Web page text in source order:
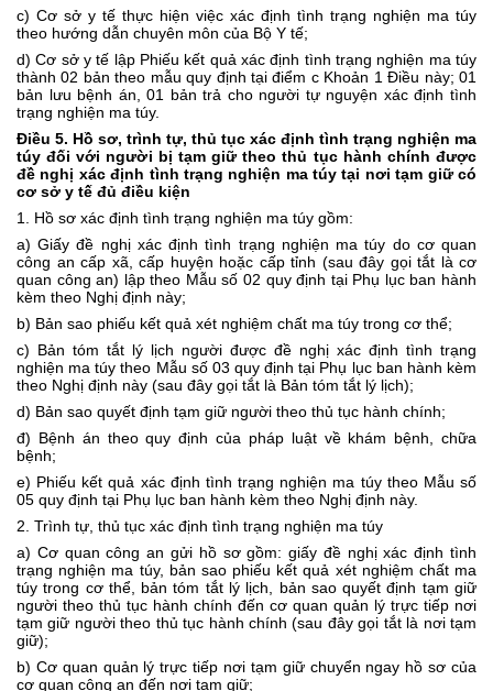
c) Cơ sở y tế thực hiện việc xác định tình trạng nghiện ma túy
theo hướng dẫn chuyên môn của Bộ Y tế;
d) Cơ sở y tế lập Phiếu kết quả xác định tình trạng nghiện ma túy
thành 02 bản theo mẫu quy định tại điểm c Khoản 1 Điều này; 01
bản lưu bệnh án, 01 bản trả cho người tự nguyện xác định tình
trạng nghiện ma túy.
Điều 5. Hồ sơ, trình tự, thủ tục xác định tình trạng nghiện ma
túy đối với người bị tạm giữ theo thủ tục hành chính được
đề nghị xác định tình trạng nghiện ma túy tại nơi tạm giữ có
cơ sở y tế đủ điều kiện
1. Hồ sơ xác định tình trạng nghiện ma túy gồm:
a) Giấy đề nghị xác định tình trạng nghiện ma túy do cơ quan
công an cấp xã, cấp huyện hoặc cấp tỉnh (sau đây gọi tắt là cơ
quan công an) lập theo Mẫu số 02 quy định tại Phụ lục ban hành
kèm theo Nghị định này;
b) Bản sao phiếu kết quả xét nghiệm chất ma túy trong cơ thể;
c) Bản tóm tắt lý lịch người được đề nghị xác định tình trạng
nghiện ma túy theo Mẫu số 03 quy định tại Phụ lục ban hành kèm
theo Nghị định này (sau đây gọi tắt là Bản tóm tắt lý lịch);
d) Bản sao quyết định tạm giữ người theo thủ tục hành chính;
đ) Bệnh án theo quy định của pháp luật về khám bệnh, chữa
bệnh;
e) Phiếu kết quả xác định tình trạng nghiện ma túy theo Mẫu số
05 quy định tại Phụ lục ban hành kèm theo Nghị định này.
2. Trình tự, thủ tục xác định tình trạng nghiện ma túy
a) Cơ quan công an gửi hồ sơ gồm: giấy đề nghị xác định tình
trạng nghiện ma túy, bản sao phiếu kết quả xét nghiệm chất ma
túy trong cơ thể, bản tóm tắt lý lịch, bản sao quyết định tạm giữ
người theo thủ tục hành chính đến cơ quan quản lý trực tiếp nơi
tạm giữ người theo thủ tục hành chính (sau đây gọi tắt là nơi tạm
giữ);
b) Cơ quan quản lý trực tiếp nơi tạm giữ chuyển ngay hồ sơ của
cơ quan công an đến nơi tạm giữ;